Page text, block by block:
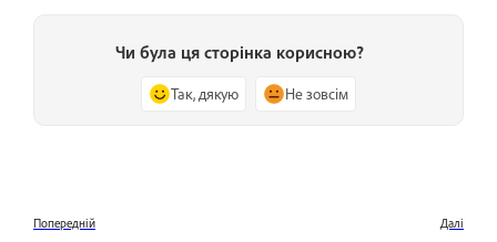
Чи була ця сторінка корисною?
Так, дякую Не зовсім
Попередній Далі